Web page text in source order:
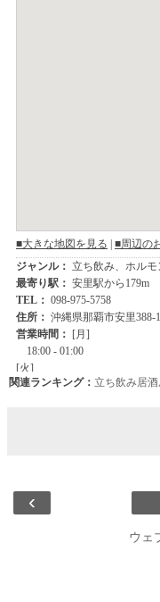
関連ランキング： 立ち飲み居
‹
ウェ